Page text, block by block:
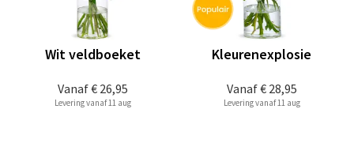
Vanaf€ 26,95
Wit veldboeket
Levering vanaf 11 aug
Vanaf€ 28,95
Kleurenexplosie
Levering vanaf 11 aug